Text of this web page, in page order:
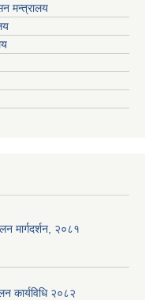
मन्त्रालय
मार्गदर्शन, २०८१
कार्यविधि २०८२